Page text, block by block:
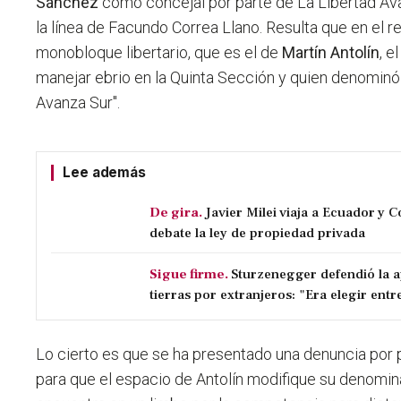
la línea de Facundo Correa Llano. Resulta que en el
monobloque libertario, que es el de Martín Antolín,
manejar ebrio en la Quinta Sección y quien
Avanza Sur".
Lee además
De gira.Javier Milei viaja a Ecuador y
debate la ley de propiedad privada
Sigue firme. Sturzenegger defendió la
tierras por extranjeros: "Era elegir
Lo cierto es quese ha presentado una denuncia por
para que el espacio de Antolín modifique su